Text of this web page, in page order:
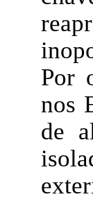
Por
nos
de